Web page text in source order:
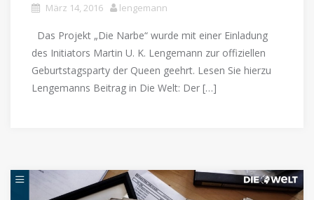
März 14, 2016 lengemann
Das Projekt „Die Narbe“ wurde mit einer Einladung
des Initiators Martin U. K. Lengemann zur offiziellen
Geburtstagsparty der Queen geehrt. Lesen Sie hierzu
Lengemanns Beitrag in Die Welt: Der […]